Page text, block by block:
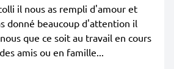
il nous as rempli d'amour et
donné beaucoup d'attention il
que ce soit au travail en cours
amis ou en famille...